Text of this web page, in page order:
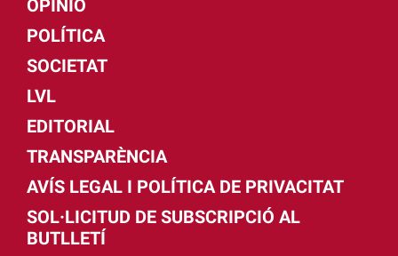
OPINIÓ
POLÍTICA
SOCIETAT
LVL
EDITORIAL
TRANSPARÈNCIA
AVÍS LEGAL I POLÍTICA DE PRIVACITAT
SOL·LICITUD DE SUBSCRIPCIÓ AL
BUTLLETÍ